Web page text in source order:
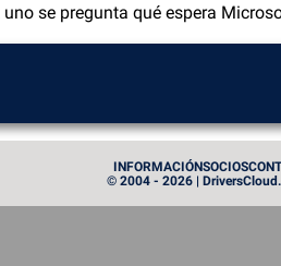
se pregunta qué espera
INFORMACIÓNSOCIOS
© 2004 - 2026 |